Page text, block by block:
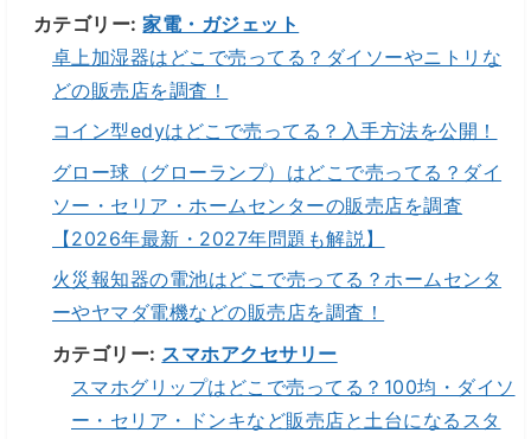
カテゴリー:家電・ガジェット
卓上加湿器はどこで売ってる？ダイソーやニトリな
どの販売店を調査！
コイン型edyはどこで売ってる？入手方法を公開！
グロー球（グローランプ）はどこで売ってる？ダイ
ソー・セリア・ホームセンターの販売店を調査
【2026年最新・2027年問題も解説】
火災報知器の電池はどこで売ってる？ホームセンタ
ーやヤマダ電機などの販売店を調査！
カテゴリー: スマホアクセサリー
スマホグリップはどこで売ってる？100均・ダイソ
ー・セリア・ドンキなど販売店と土台になるスタ